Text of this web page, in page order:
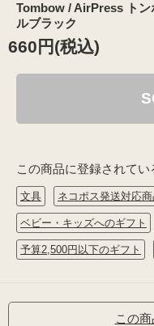
Tombow / AirPress トン
ルブラック
660円(税込)
この商品に登録されてい
文具 ネコポス発送対応商
ベビー・キッズへのギフト
予算2,500円以下のギフト
この